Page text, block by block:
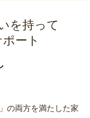
を持って
ート
の両方を満たした家